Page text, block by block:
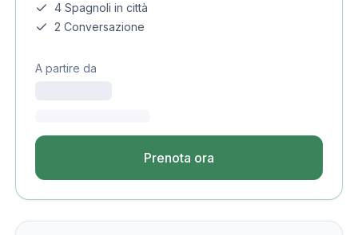
4 Spagnoli in città
2 Conversazione
A partire da
Prenota ora